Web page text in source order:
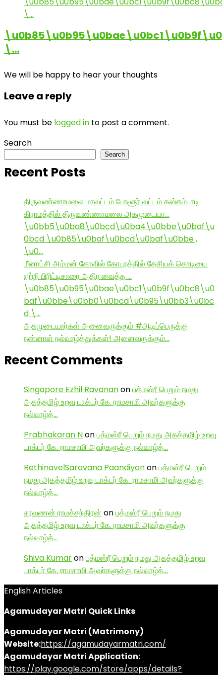
\…
We will be happy to hear your thoughts
Leave a reply
You must be logged in to post a comment.
Search
Search
Recent Posts
திருவண்ணாமலை மாவட்டம் போளூர் வட்டம் கஸ்தம்பாடி
கிராமத்தில் திருவண்ணாமலை அகமுடையா…
\u0bb5\u0ba8\u0bcd\u0ba4\u0bbe\u0baf\u
0bcd \u0b85\u0baf\u0bcd\u0baf\u0bbe ,
\u0…
மீனாட்சி அம்மன் கோவில் கோபுரத்தில் தேசியக் கொடியை
ஏற்றி பிரிட்டிசாரை அதிர வைத்த …
\u0b85\u0b95\u0bae\u0bc1\u0b9f\u0bc8\u0
baf\u0bbe\u0bb0\u0bcd\u0b95\u0bb3\u0bc
d \…
அகமுடையார்கள் அனைவருக்கும் #ஆடிப்பெருக்கு
நன்னாள் நல்வாழ்த்துக்கள்! அனைவருக்கும்…
Recent Comments
Singapore Ezhil Ravananonபத்மஸ்ரீ பெறும் நமது
அகத்தமிழ் உறவு டாக்டர் கே. ராமசாமி அவர்களுக்கு
நல்வாழ்த்…
Prabhakaran Nonபத்மஸ்ரீ பெறும் நமது அகத்தமிழ் உறவு
டாக்டர் கே. ராமசாமி அவர்களுக்கு நல்வாழ்த்…
RethinavelSaravana Paandiyanonபத்மஸ்ரீ பெறும்
நமது அகத்தமிழ் உறவு டாக்டர் கே. ராமசாமி அவர்களுக்கு
நல்வாழ்த்…
சரவணன் ராமச்சந்திரன் onபத்மஸ்ரீ பெறும் நமது
அகத்தமிழ் உறவு டாக்டர் கே. ராமசாமி அவர்களுக்கு
நல்வாழ்த்…
Shiva Kumaronபத்மஸ்ரீ பெறும் நமது அகத்தமிழ் உறவு
டாக்டர் கே. ராமசாமி அவர்களுக்கு நல்வாழ்த்…
English Articles
Agamudayar Matri Quick Links
Agamudayar Matri (Matrimony)
Website:https://agamudayarmatri.com/
Agamudayar Matri Application:
https://play.google.com/store/apps/details?